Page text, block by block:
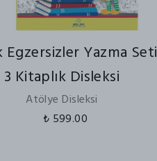
Egzersizler Yazma Seti
3 Kitaplık Disleksi
Atölye Disleksi
₺ 599.00